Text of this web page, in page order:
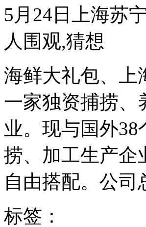
5月24日上海苏
人围观,猜想
海鲜大礼包、上
一家独资捕捞、
业。现与国外
捞、加工生产企
自由搭配。公司
标签：